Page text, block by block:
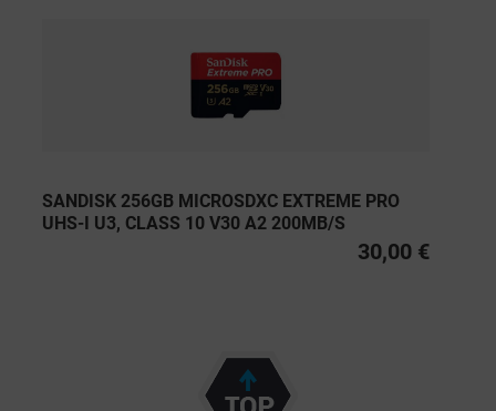
SANDISK 256GB MICROSDXC EXTREME PRO
UHS-I U3, CLASS 10 V30 A2 200MB/S
30,00 €